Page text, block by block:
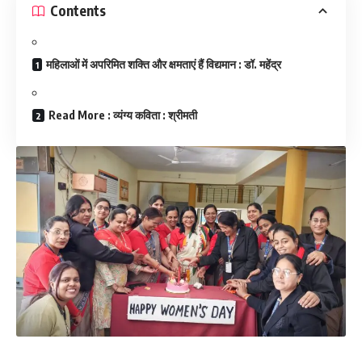
Contents
महिलाओं में अपरिमित शक्ति और क्षमताएं हैं विद्यमान : डॉ. महेंद्र
Read More : व्यंग्य कविता : श्रीमती